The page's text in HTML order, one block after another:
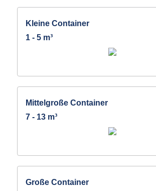
Kleine Container
1 - 5 m³
Mittelgroße Container
7 - 13 m³
Große Container